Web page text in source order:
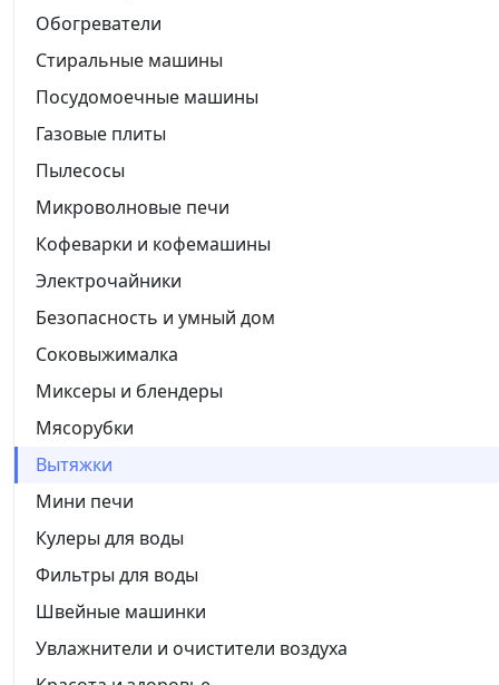
Обогреватели
Стиральные машины
Посудомоечные машины
Газовые плиты
Пылесосы
Микроволновые печи
Кофеварки и кофемашины
Электрочайники
Безопасность и умный дом
Соковыжималка
Миксеры и блендеры
Мясорубки
Вытяжки
Мини печи
Кулеры для воды
Фильтры для воды
Швейные машинки
Увлажнители и очистители воздуха